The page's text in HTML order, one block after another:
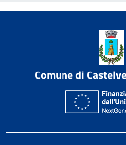
Comune di